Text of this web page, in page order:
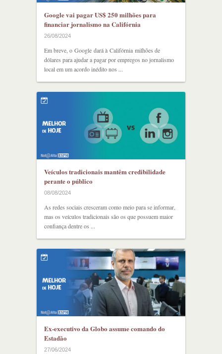
Google vai pagar US$ 250 milhões para
financiar jornalismo na Califórnia
26/08/2024
Em breve, o Google dará à Califórnia milhões de
dólares para ajudar a pagar por empregos no jornalismo
local em um acordo inédito nos ...
Veículos tradicionais mantêm credibilidade
perante o público
08/08/2024
As redes sociais cresceram como meio para se informar,
mas os veículos tradicionais são os que possuem maior
confiança dentre os ...
Ex-executivo da Globo assume comando do
Estadão
27/06/2024